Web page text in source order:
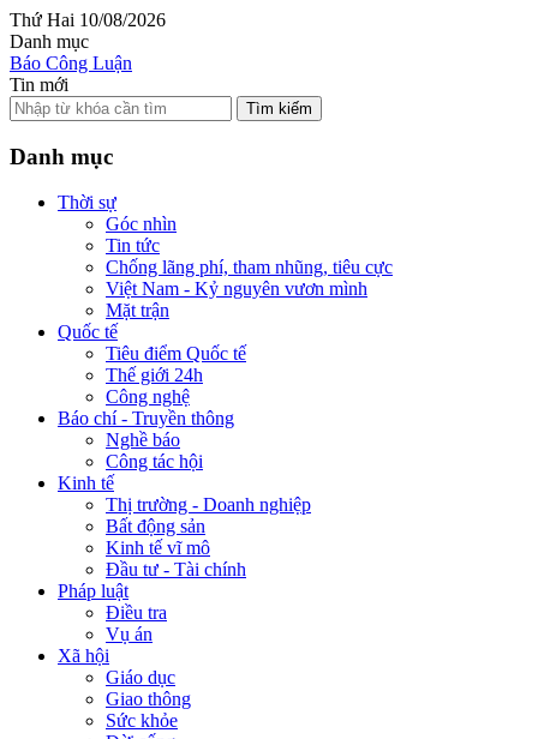
Thứ Hai 10/08/2026
Danh mục
Báo Công Luận
Tin mới
Tìm kiếm
Danh mục
Thời sự
Góc nhìn
Tin tức
Chống lãng phí, tham nhũng, tiêu cực
Việt Nam - Kỷ nguyên vươn mình
Mặt trận
Quốc tế
Tiêu điểm Quốc tế
Thế giới 24h
Công nghệ
Báo chí - Truyền thông
Nghề báo
Công tác hội
Kinh tế
Thị trường - Doanh nghiệp
Bất động sản
Kinh tế vĩ mô
Đầu tư - Tài chính
Pháp luật
Điều tra
Vụ án
Xã hội
Giáo dục
Giao thông
Sức khỏe